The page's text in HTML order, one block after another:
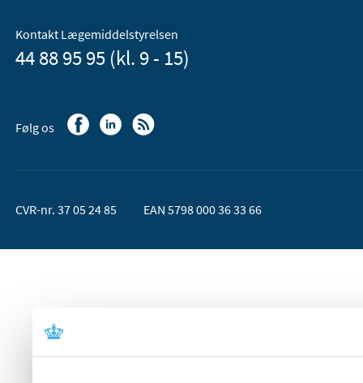
Kontakt Lægemiddelstyrelsen
44 88 95 95 (kl. 9 - 15)
Følg os
CVR-nr. 37 05 24 85 EAN 5798 000 36 33 66